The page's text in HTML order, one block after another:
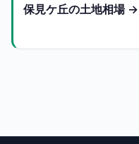
保見ケ丘の土地相場 →